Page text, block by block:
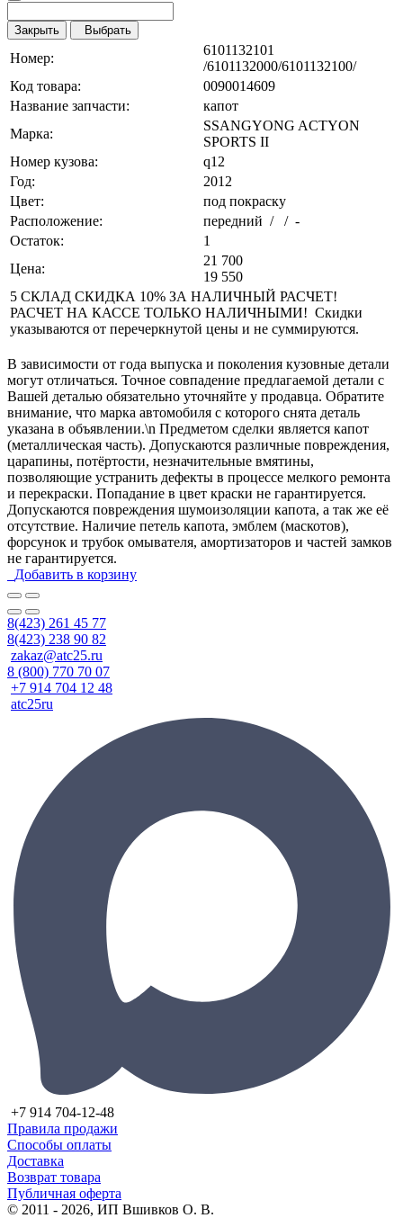
Закрыть Выбрать
Номер:
6101132101
/6101132000/6101132100/
Код товара:
0090014609
Название запчасти:
капот
Марка:
SSANGYONG ACTYON
SPORTS II
Номер кузова:
q12
Год:
2012
Цвет:
под покраску
Расположение:
передний / / -
Остаток:
1
Цена:
21 700
19 550
5 СКЛАД СКИДКА 10% ЗА НАЛИЧНЫЙ РАСЧЕТ!
РАСЧЕТ НА КАССЕ ТОЛЬКО НАЛИЧНЫМИ! Скидки
указываются от перечеркнутой цены и не суммируются.
В зависимости от года выпуска и поколения кузовные детали
могут отличаться. Точное совпадение предлагаемой детали с
Вашей деталью обязательно уточняйте у продавца. Обратите
внимание, что марка автомобиля с которого снята деталь
указана в объявлении.\n Предметом сделки является капот
(металлическая часть). Допускаются различные повреждения,
царапины, потёртости, незначительные вмятины,
позволяющие устранить дефекты в процессе мелкого ремонта
и перекраски. Попадание в цвет краски не гарантируется.
Допускаются повреждения шумоизоляции капота, а так же её
отсутствие. Наличие петель капота, эмблем (маскотов),
форсунок и трубок омывателя, амортизаторов и частей замков
не гарантируется.
Добавить в корзину
8(423) 261 45 77
8(423) 238 90 82
zakaz@atc25.ru
8 (800) 770 70 07
+7 914 704 12 48
atc25ru
+7 914 704-12-48
Правила продажи
Способы оплаты
Доставка
Возврат товара
Публичная оферта
© 2011 - 2026, ИП Вшивков О. В.